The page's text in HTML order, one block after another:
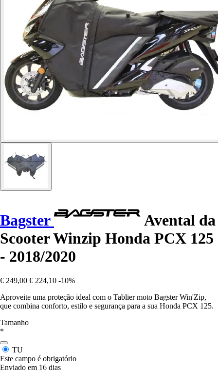
Bagster
Avental da
Scooter Winzip Honda PCX 125
- 2018/2020
€ 249,00 € 224,10 -10%
Aproveite uma proteção ideal com o Tablier moto Bagster Win'Zip,
que combina conforto, estilo e segurança para a sua Honda PCX 125.
Tamanho
*
TU
Este campo é obrigatório
Enviado em 16 dias